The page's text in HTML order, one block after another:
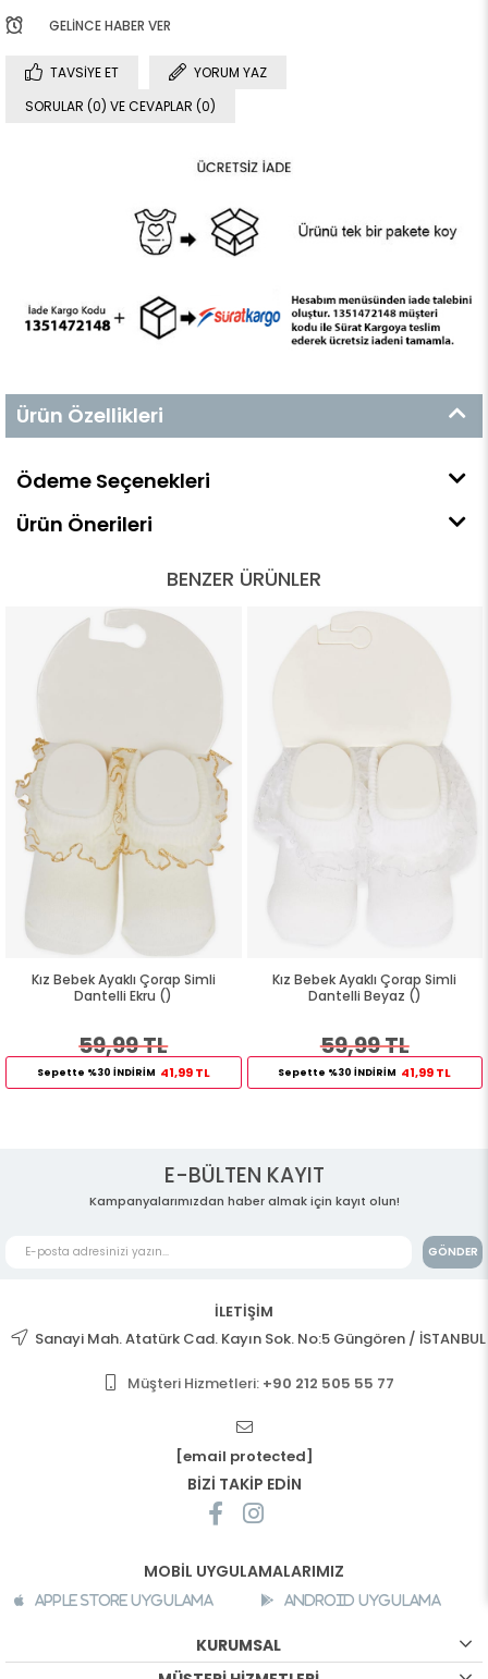
GELINCE HABER VER
TAVSIYE ET
YORUM YAZ
SORULAR (0) VE CEVAPLAR (0)
Ürün Özellikleri
Ödeme Seçenekleri
Ürün Önerileri
BENZER ÜRÜNLER
Kız Bebek Ayaklı Çorap Simli
Dantelli Ekru ()
59,99 TL
Sepette %30 İNDİRİM 41,99 TL
Kız Bebek Ayaklı Çorap Simli
Dantelli Beyaz ()
59,99 TL
Sepette %30 İNDİRİM 41,99 TL
E-BÜLTEN KAYIT
Kampanyalarımızdan haber almak için kayıt olun!
GÖNDER
İLETİŞİM
Sanayi Mah. Atatürk Cad. Kayın Sok. No:5 Güngören / İSTANBUL
Müşteri Hizmetleri: +90 212 505 55 77
[email protected]
BİZİ TAKİP EDİN
MOBİL UYGULAMALARIMIZ
Apple Store Uygulama Android Uygulama
KURUMSAL